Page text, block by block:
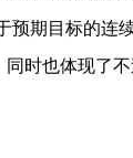
期目标的连
时也体现了